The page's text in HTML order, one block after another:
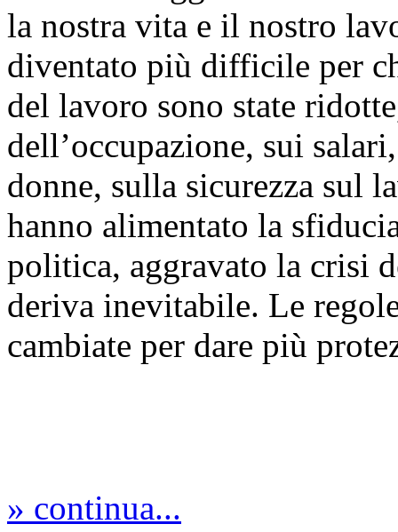
la nostra vita e il nostro
diventato più difficile per
del lavoro sono state
dell’occupazione, sui
donne, sulla sicurezza sul
hanno alimentato la
politica, aggravato la crisi
deriva inevitabile. Le
cambiate per dare più
» continua...